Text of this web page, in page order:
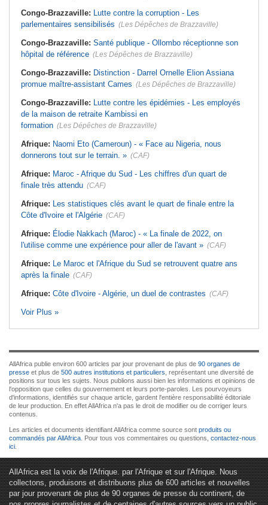
Congo-Brazzaville: Lutte contre la corruption - Les
parlementaires sensibilisés (Les Dépêches de Brazzaville)
Congo-Brazzaville: Santé publique - Ollombo réceptionne son
hôpital de référence (Les Dépêches de Brazzaville)
Congo-Brazzaville: Distinction - Darrel Ornelle Elion Assiana
promue maître-assistant Cames (Les Dépêches de Brazzaville)
Congo-Brazzaville: Lutte contre les épidémies - Les employés
de la maison de retraite Kambissi en
formation (Les Dépêches de Brazzaville)
Afrique: Naomi Eto (Cameroun) - « Face au Nigeria, nous
donnerons tout sur le terrain. » (CAF)
Afrique: Maroc - Afrique du Sud - Les chiffres d'un quart de
finale très attendu (CAF)
Afrique: Les statistiques clés avant le quart de finale entre la
Côte d'Ivoire et l'Algérie (CAF)
Afrique: Élodie Nakkach (Maroc) - « La finale de 2022, on
l'utilise comme une expérience pour aller de l'avant » (CAF)
Afrique: Le Maroc et l'Afrique du Sud se retrouvent quatre ans
après la finale (CAF)
Afrique: Côte d'Ivoire - Algérie, un duel de contrastes (CAF)
Voir Plus »
AllAfrica publie environ 600 articles par jour provenant de plus de 90 organes de
presse et plus de 500 autres institutions et particuliers , représentant une diversité de
positions sur tous les sujets. Nous publions aussi bien les informations et opinions de
l'opposition que celles du gouvernement et leurs porte-paroles. Les pourvoyeurs
d'informations, identifiés sur chaque article, gardent l'entière responsabilité éditoriale
de leur production. En effet AllAfrica n'a pas le droit de modifier ou de corriger leurs
contenus.
Les articles et documents identifiant AllAfrica comme source sont produits ou
commandés par AllAfrica . Pour tous vos commentaires ou questions, contactez-nous
ici
AllAfrica est la voix de l'Afrique. par l'Afrique et sur l'Afrique. Nous
collectons, produisons et distribuons plus de 600 articles et nouvelles
par jour provenant de plus de 90 organes de presse du continent, de